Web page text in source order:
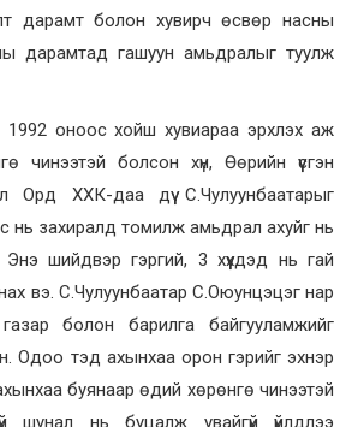
дарамт болон хувирч өсвөр насны
дарамтад гашуун амьдралыг туулж
1992 оноос хойш хувиараа эрхлэх аж
чинээтэй болсон хүн, Өөрийн үүсгэн
Орд ХХК-даа дүү С.Чулуунбаатарыг
нь захиралд томилж амьдрал ахуйг нь
шийдвэр гэргий, 3 хүүхдэд нь гай
вэ. С.Чулуунбаатар С.Оюунцэцэг нар
болон барилга байгууламжийг
Одоо тэд ахынхаа орон гэрийг эхнэр
ахынхаа буянаар өдий хөрөнгө чинээтэй
шунал нь буцалж увайгүй үйлдлээ